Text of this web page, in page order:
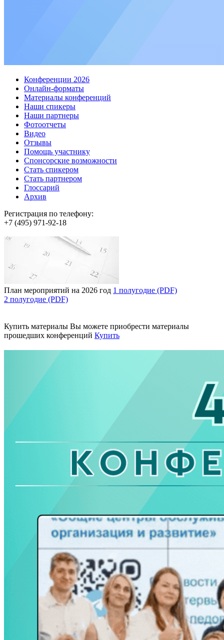
Конференции 2026
Онлайн-форматы
Материалы конференций
Наши спикеры
Наши партнеры
Фотоотчеты
Видео
Отзывы
Помощь участнику
Спонсорские возможности
Стать спикером
Стать партнером
Глоссарий
Архив
Регистрация по телефону:
+7 (495) 971-92-18
План мероприятий на 2026 год 1 полугодие (PDF)
2 полугодие (PDF)
Купить материалы Вы можете приобрести материалы
прошедших конференций Купить